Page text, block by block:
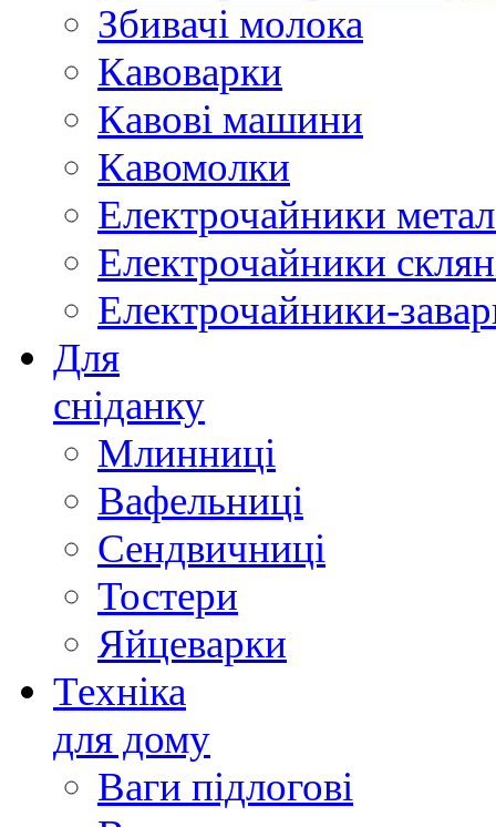
Збивачі молока
Кавоварки
Кавові машини
Кавомолки
Електрочайники
Електрочайники
Електрочайники-
Для
сніданку
Млинниці
Вафельниці
Сендвичниці
Тостери
Яйцеварки
Техніка
для дому
Ваги підлогові